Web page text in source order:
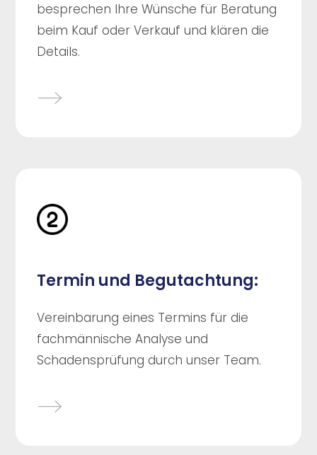
besprechen Ihre Wünsche für Beratung
beim Kauf oder Verkauf und klären die
Details.
Termin und Begutachtung:
Vereinbarung eines Termins für die
fachmännische Analyse und
Schadensprüfung durch unser Team.